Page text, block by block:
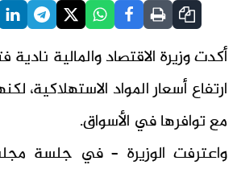
أكدت وزيرة الاقتصاد والمالية نادية
ارتفاع أسعار المواد الاستهلاكية،
مع توافرها في الأسواق.
واعترفت الوزيرة – في جلسة